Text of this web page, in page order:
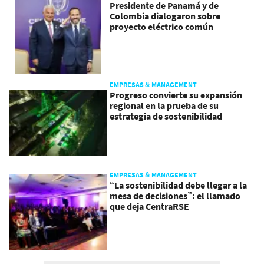
Presidente de Panamá y de
Colombia dialogaron sobre
proyecto eléctrico común
EMPRESAS & MANAGEMENT
Progreso convierte su expansión
regional en la prueba de su
estrategia de sostenibilidad
EMPRESAS & MANAGEMENT
“La sostenibilidad debe llegar a la
mesa de decisiones”: el llamado
que deja CentraRSE